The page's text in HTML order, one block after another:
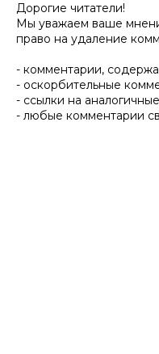
Дорогие читатели!
Мы уважаем ваше
право на удаление
- комментарии,
- оскорбительные
- ссылки на
- любые комментарии